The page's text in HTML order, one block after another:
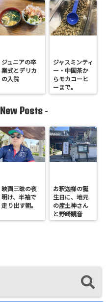
ジュニアの卒
業式とデリカ
の入院
ジャスミンティ
ー・中国茶か
らモカコーヒ
ーまで。
New Posts -
映画三昧の夜
明け、半袖で
走り出す朝。
お釈迦様の誕
生日に、地元
の産土神さん
と野崎観音
へ。